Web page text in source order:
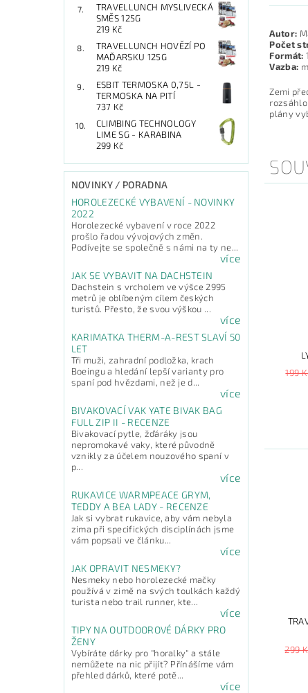
TRAVELLUNCH MYSLIVECKÁ
SMĚS 125G
219 Kč
TRAVELLUNCH HOVĚZÍ PO
MAĎARSKU 125G
219 Kč
ESBIT TERMOSKA 0,75L -
TERMOSKA NA PITÍ
737 Kč
CLIMBING TECHNOLOGY
LIME SG - KARABINA
299 Kč
NOVINKY / PORADNA
HOROLEZECKÉ VYBAVENÍ - NOVINKY
2022
Horolezecké vybavení v roce 2022
prošlo řadou vývojových změn.
Podívejte se společně s námi na ty ne...
více
JAK SE VYBAVIT NA DACHSTEIN
Dachstein s vrcholem ve výšce 2995
metrů je oblíbeným cílem českých
turistů. Přesto, že svou výškou ...
více
KARIMATKA THERM-A-REST SLAVÍ 50
LET
Tři muži, zahradní podložka, krach
Boeingu a hledání lepší varianty pro
spaní pod hvězdami, než je d...
více
BIVAKOVACÍ VAK YATE BIVAK BAG
FULL ZIP II - RECENZE
Bivakovací pytle, žďáráky jsou
nepromokavé vaky, které původně
vznikly za účelem nouzového spaní v
p...
více
RUKAVICE WARMPEACE GRYM,
TEDDY A BEA LADY - RECENZE
Jak si vybrat rukavice, aby vám nebyla
zima při specifických disciplínách jsme
vám popsali ve článku...
více
JAK OPRAVIT NESMEKY?
Nesmeky nebo horolezecké mačky
používá v zimě na svých toulkách každý
turista nebo trail runner, kte...
více
TIPY NA OUTDOOROVÉ DÁRKY PRO
ŽENY
Vybíráte dárky pro "horalky" a stále
nemůžete na nic přijít? Přínášíme vám
přehled dárků, které potě...
více
Autor:
Počet
Formát:
Vazba:
Zemi
plány
199
299